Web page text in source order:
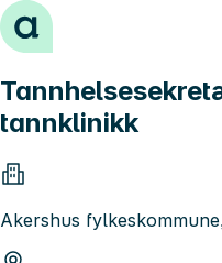
Hopp til innhold
tannklinikk
Akershus